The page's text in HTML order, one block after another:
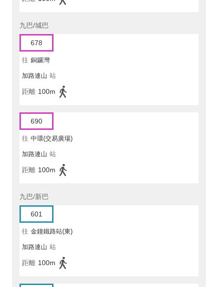
九巴/城巴
678
往 銅鑼灣
加路連山 站
距離 100m
690
往 中環(交易廣場)
加路連山 站
距離 100m
九巴/新巴
601
往 金鐘鐵路站(東)
加路連山 站
距離 100m